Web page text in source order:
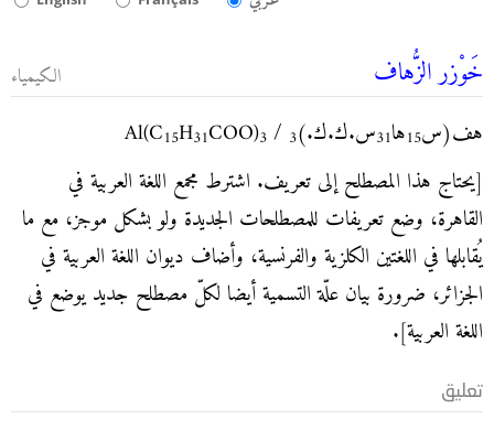
خَوْزر الزُّهاف الكيمياء
هف(س15ها31س.ك.ك.)3
/ Al(C
15H31COO)3
[يحتاج هذا المصطلح إلى تعريف. اشترط مجمع اللغة العربية في
القاهرة، وضع تعريفات للمصطلحات الجديدة ولو بشكل موجز، مع ما
يُقابلها في اللغتين الكلزية والفرنسية، وأضاف ديوان اللغة العربية في
الجزائر، ضرورة بيان علّة التسمية أيضا لكلّ مصطلح جديد يوضع في
اللغة العربية].
تعليق